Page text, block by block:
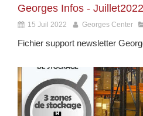
Georges Infos - Juillet2022
15 Juil 2022 Georges Center
Fichier support newsletter